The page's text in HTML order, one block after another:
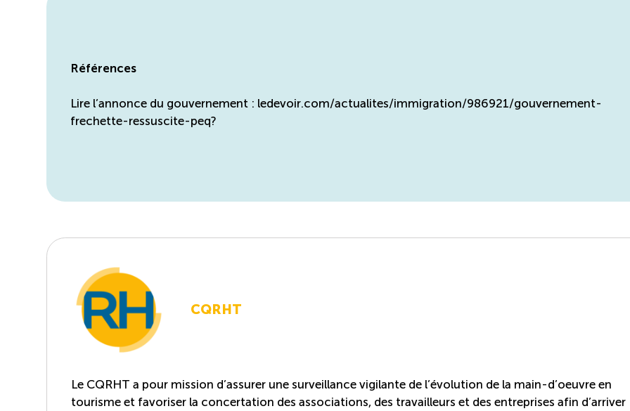
Références
Lire l’annonce du gouvernement : ledevoir.com/actualites/immigration/986921/gouvernement-
frechette-ressuscite-peq?
CQRHT
Le CQRHT a pour mission d’assurer une surveillance vigilante de l’évolution de la main-d’oeuvre en
tourisme et favoriser la concertation des associations, des travailleurs et des entreprises afin d’arriver